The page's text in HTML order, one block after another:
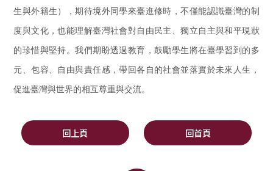
生與外籍生），期待境外同學來臺進修時，不僅能認識臺灣的制
度與文化，也能理解臺灣社會對自由民主、獨立自主與和平現狀
的珍惜與堅持。我們期盼透過教育，鼓勵學生將在臺學習到的多
元、包容、自由與責任感，帶回各自的社會並落實於未來人生，
促進臺灣與世界的相互尊重與交流。
回上頁 回首頁